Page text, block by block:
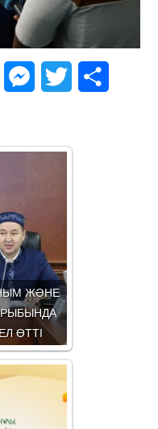
Mail.Ru Messenger
Twitter
ЖӘНЕ
ӨТТІ